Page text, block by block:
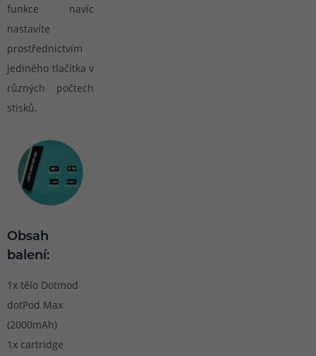
funkce navíc
nastavíte
prostřednictvím
jediného tlačítka v
různých počtech
stisků.
Obsah
balení:
1x tělo Dotmod
dotPod Max
(2000mAh)
1x cartridge